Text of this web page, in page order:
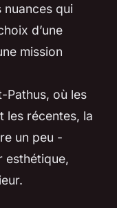
qui
d’une
mission
Pathus, où les
les récentes, la
un peu -
esthétique,